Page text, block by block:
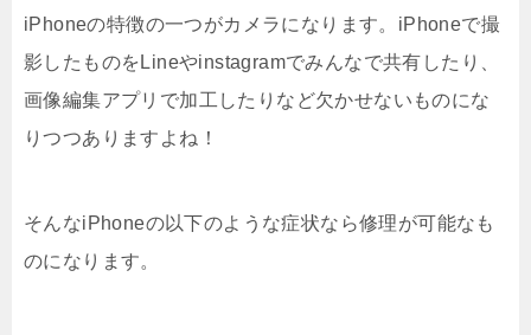
iPhoneの特徴の一つがカメラになります。iPhoneで撮
影したものをLineやinstagramでみんなで共有したり、
画像編集アプリで加工したりなど欠かせないものにな
りつつありますよね！
そんなiPhoneの以下のような症状なら修理が可能なも
のになります。